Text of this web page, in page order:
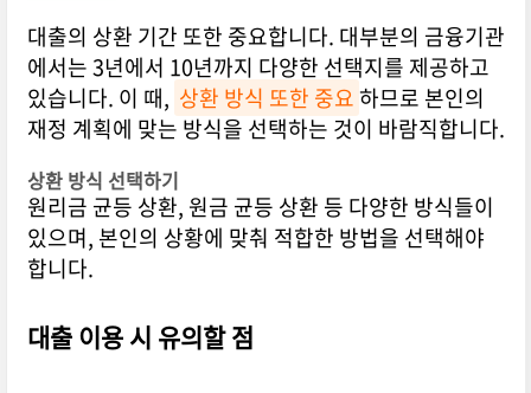
대출의 상환 기간 또한 중요합니다. 대부분의 금융기관
에서는 3년에서 10년까지 다양한 선택지를 제공하고
있습니다. 이 때, 상환 방식 또한 중요하므로 본인의
재정 계획에 맞는 방식을 선택하는 것이 바람직합니다.
상환 방식 선택하기
원리금 균등 상환, 원금 균등 상환 등 다양한 방식들이
있으며, 본인의 상황에 맞춰 적합한 방법을 선택해야
합니다.
대출 이용 시 유의할 점